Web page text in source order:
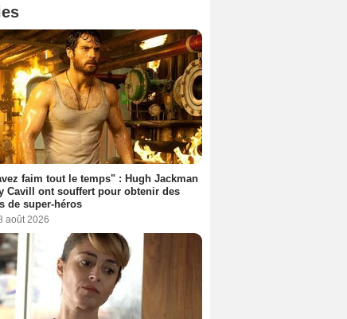
faim tout le temps" : Hugh Jackman
Cavill ont souffert pour obtenir des
de super-héros
août 2026